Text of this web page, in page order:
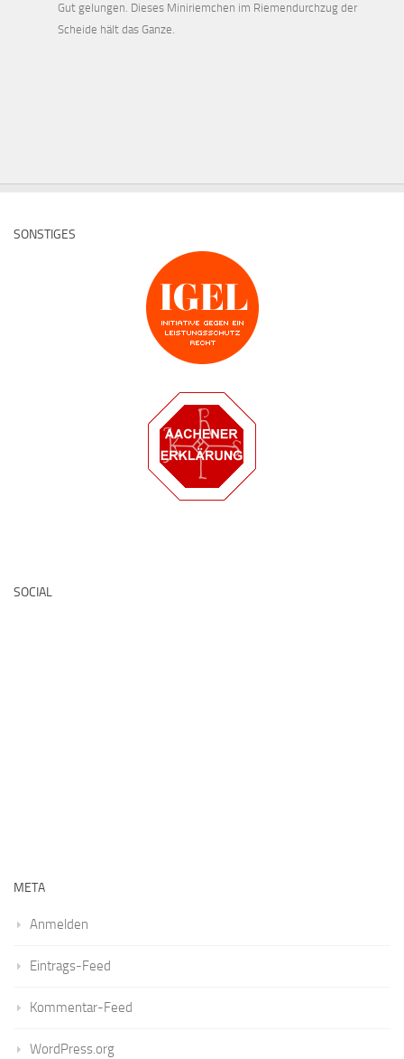
Gut gelungen. Dieses Miniriemchen im Riemendurchzug der
Scheide hält das Ganze.
SONSTIGES
SOCIAL
META
Anmelden
Eintrags-Feed
Kommentar-Feed
WordPress.org